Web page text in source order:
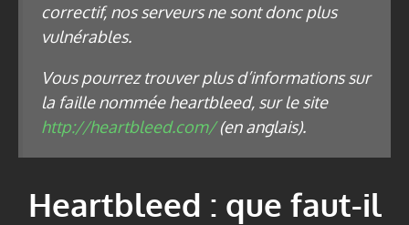
correctif, nos serveurs ne sont donc plus
vulnérables.
Vous pourrez trouver plus d’informations sur
la faille nommée heartbleed, sur le site
http://heartbleed.com/(en anglais).
Heartbleed : que faut-il